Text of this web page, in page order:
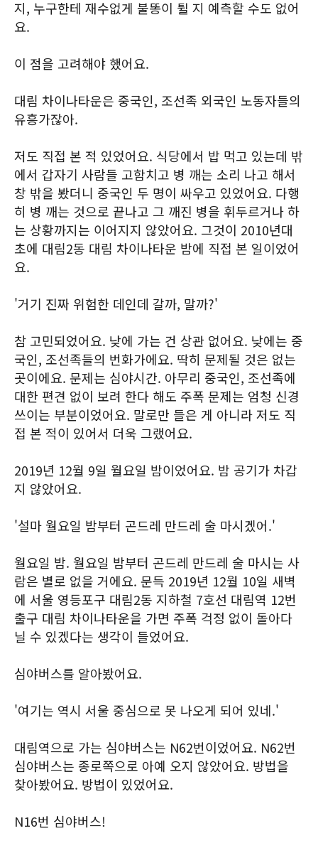
지, 누구한테 재수없게 불똥이 튈 지 예측할 수도 없어
요.
이 점을 고려해야 했어요.
대림 차이나타운은 중국인, 조선족 외국인 노동자들의
유흥가잖아.
저도 직접 본 적 있었어요. 식당에서 밥 먹고 있는데 밖
에서 갑자기 사람들 고함치고 병 깨는 소리 나고 해서
창 밖을 봤더니 중국인 두 명이 싸우고 있었어요. 다행
히 병 깨는 것으로 끝나고 그 깨진 병을 휘두르거나 하
는 상황까지는 이어지지 않았어요. 그것이 2010년대
초에 대림2동 대림 차이나타운 밤에 직접 본 일이었어
요.
'거기 진짜 위험한 데인데 갈까, 말까?'
참 고민되었어요. 낮에 가는 건 상관 없어요. 낮에는 중
국인, 조선족들의 번화가에요. 딱히 문제될 것은 없는
곳이에요. 문제는 심야시간. 아무리 중국인, 조선족에
대한 편견 없이 보려 한다 해도 주폭 문제는 엄청 신경
쓰이는 부분이었어요. 말로만 들은 게 아니라 저도 직
접 본 적이 있어서 더욱 그랬어요.
2019년 12월 9일 월요일 밤이었어요. 밤 공기가 차갑
지 않았어요.
'설마 월요일 밤부터 곤드레 만드레 술 마시겠어.'
월요일 밤. 월요일 밤부터 곤드레 만드레 술 마시는 사
람은 별로 없을 거에요. 문득 2019년 12월 10일 새벽
에 서울 영등포구 대림2동 지하철 7호선 대림역 12번
출구 대림 차이나타운을 가면 주폭 걱정 없이 돌아다
닐 수 있겠다는 생각이 들었어요.
심야버스를 알아봤어요.
'여기는 역시 서울 중심으로 못 나오게 되어 있네.'
대림역으로 가는 심야버스는 N62번이었어요. N62번
심야버스는 종로쪽으로 아예 오지 않았어요. 방법을
찾아봤어요. 방법이 있었어요.
N16번 심야버스!